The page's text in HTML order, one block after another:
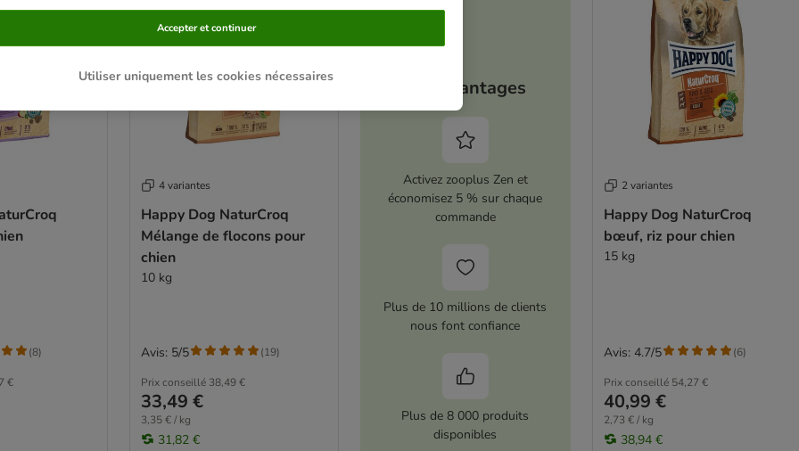
€
(8)
4 variantes
Happy Dog NaturCroq
Mélange de flocons pour
chien
10 kg
Prix conseillé 38,49 €
33,49 €
3,35 € / kg
31,82 €
Avis: 5/5 (19)
Vos avantages
Activez zooplus Zen et
économisez 5 % sur chaque
commande
Plus de 10 millions de clients
nous font confiance
Plus de 8 000 produits
disponibles
2 variantes
Happy Dog NaturCroq
bœuf, riz pour chien
15 kg
Prix conseillé 54,27 €
40,99 €
2,73 € / kg
38,94 €
Avis: 4.7/5 (6)
Utiliser uniquement les cookies nécessaires
Accepter et continuer